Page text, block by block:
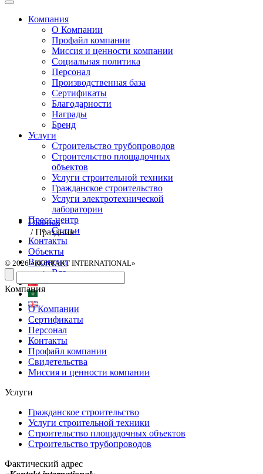
Компания
О Компании
Профайл компании
Миссия и ценности компании
Социальная политика
Персонал
Производственная база
Сертификаты
Благодарности
Награды
Бренд
Услуги
Строительство трубопроводов
Строительство площадочных
объектов
Услуги строительной техники
Гражданское строительство
Услуги электротехнической
лаборатории
Пресс-центр
Статьи
Контакты
Объекты
Вакансии
Все
Главная
/Праздник
© 2026 «KONTAKT INTERNATIONAL»
Компания
О Компании
Сертификаты
Персонал
Контакты
Профайл компании
Свидетельства
Миссия и ценности компании
Услуги
Гражданское строительство
Услуги строительной техники
Строительство площадочных объектов
Строительство трубопроводов
Фактический адрес